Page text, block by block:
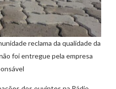
reclama da qualidade da
foi entregue pela empresa